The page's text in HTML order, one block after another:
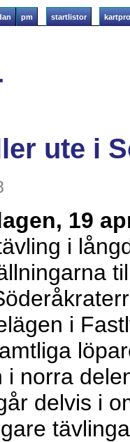
pm startlistor
ute i
19
i
i
i norra
delvis i